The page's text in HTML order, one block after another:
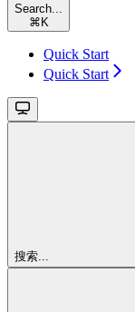
Search...
⌘K
Quick Start
Quick Start
搜索...